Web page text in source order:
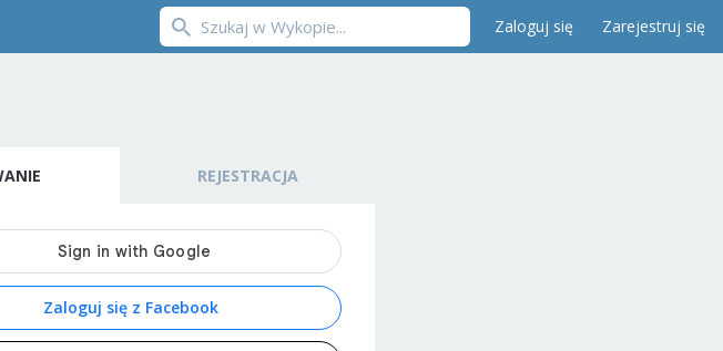
Zaloguj się Zarejestruj się
REJESTRACJA
Zaloguj się z Facebook